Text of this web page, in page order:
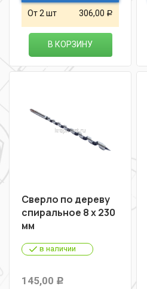
От 2 шт 306,00 Р
В КОРЗИНУ
Сверло по дереву
спиральное 8 х 230
мм
в наличии
145,00 Р